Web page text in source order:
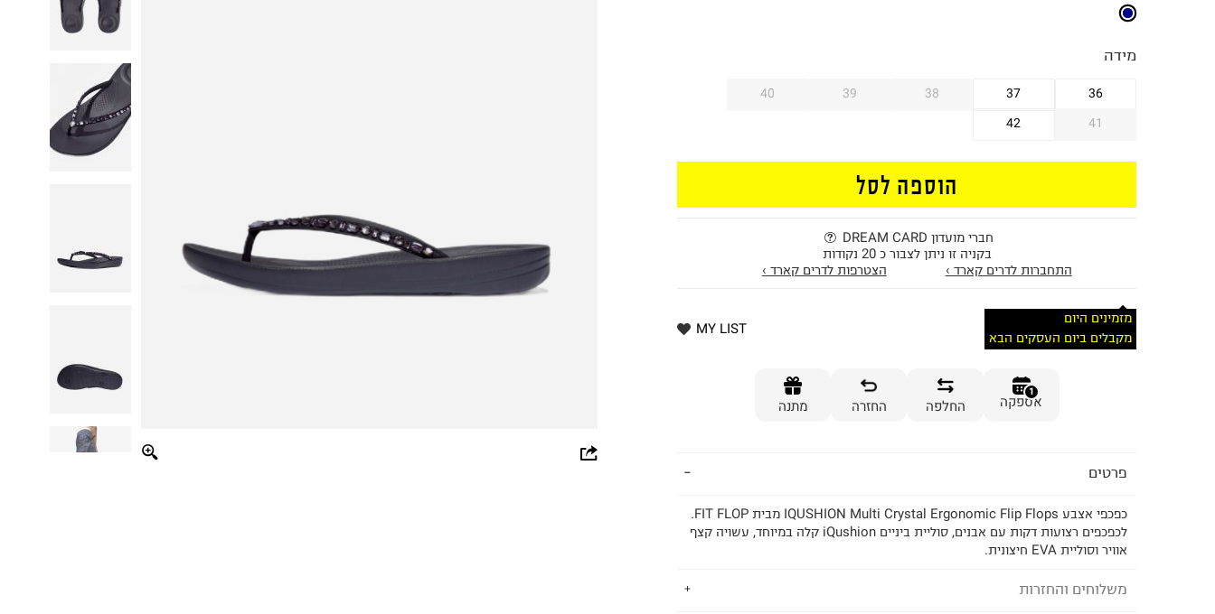
מידה
36
37
38
39
40
41
42
הוספה לסל
חברי מועדון DREAM CARD
בקניה זו ניתן לצבור כ 20 נקודות
התחברות לדרים קארד ›
הצטרפות לדרים קארד ›
מזמינים היום
מקבלים ביום העסקים הבא
MY LIST
1
אספקה החלפה החזרה מתנה
פרטים
כפכפי אצבע IQUSHION Multi Crystal Ergonomic Flip Flops מבית FIT FLOP.
לכפכפים רצועות דקות עם אבנים, סוליית ביניים iQushion קלה במיוחד, עשויה קצף
אוויר וסוליית EVA חיצונית.
משלוחים והחזרות